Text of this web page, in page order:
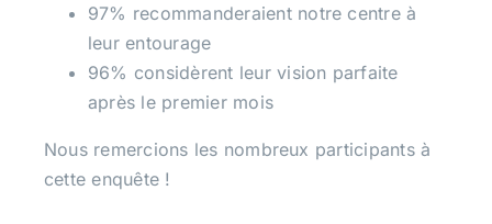
97% recommanderaient notre centre à
leur entourage
96% considèrent leur vision parfaite
après le premier mois
Nous remercions les nombreux participants à
cette enquête !